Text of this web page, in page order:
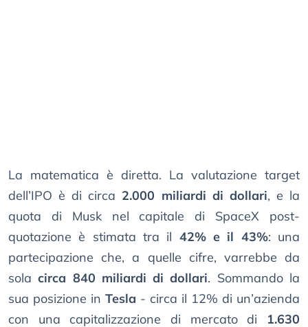
La matematica è diretta. La valutazione target
dell’IPO è di circa 2.000 miliardi di dollari, e la
quota di Musk nel capitale di SpaceX post-
quotazione è stimata tra il 42% e il 43%: una
partecipazione che, a quelle cifre, varrebbe da
solacirca 840 miliardi di dollari. Sommando la
sua posizione in Tesla - circa il 12% di un’azienda
con una capitalizzazione di mercato di 1.630